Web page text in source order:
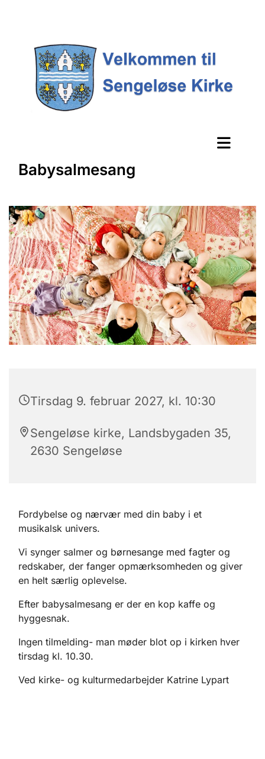
Babysalmesang
Tirsdag 9. februar 2027, kl. 10:30
Sengeløse kirke, Landsbygaden 35,
2630 Sengeløse
Fordybelse og nærvær med din baby i et
musikalsk univers.
Vi synger salmer og børnesange med fagter og
redskaber, der fanger opmærksomheden og giver
en helt særlig oplevelse.
Efter babysalmesang er der en kop kaffe og
hyggesnak.
Ingen tilmelding- man møder blot op i kirken hver
tirsdag kl. 10.30.
Ved kirke- og kulturmedarbejder Katrine Lypart